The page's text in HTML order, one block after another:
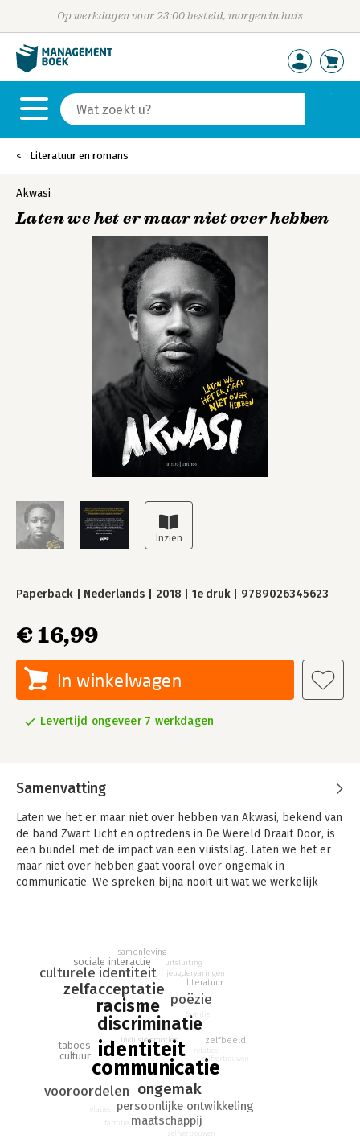
Op werkdagen voor 23:00 besteld, morgen in huis
Literatuur en romans
Akwasi
Laten we het er maar niet over hebben
Paperback Nederlands 2018 1e druk 9789026345623
€ 16,99
In winkelwagen
Levertijd ongeveer 7 werkdagen
Samenvatting
Laten we het er maar niet over hebben van Akwasi, bekend van
de band Zwart Licht en optredens in De Wereld Draait Door, is
een bundel met de impact van een vuistslag. Laten we het er
maar niet over hebben gaat vooral over ongemak in
communicatie. We spreken bijna nooit uit wat we werkelijk
Akwasi gaat het omzeilen te lijf. Of het nu gaat om je haar of je
hoofddeksel, je taal of je Nederlands, je adem of je tanden, je
kleur, je houding, je kookkunsten, je familie, je verzwegen
geschiedenis, je hartkloppingen, je stijl, je geloofsovertuiging,
je seksuele geaardheid, je fobieën of je achtergrond. Akwasi is
een meester in het vertellen van verhalen. In zijn
overweldigende debuut Laten we het er maar niet over hebben
komen al zijn talenten samen.
‘Laten we het er maar niet over hebben? Ik ga het er tóch over
identiteit
communicatie
discriminatie
racisme
ongemak
zelfacceptatie
poëzie
persoonlijke ontwikkeling
maatschappij
culturele identiteit
vooroordelen
cultuur
taboes
sociale interactie
samenleving
inclusie
uitsluiting
jeugdervaringen
literatuur
emoties zelfbeeld
familie
relaties
zelfvertrouwen
relaties
zelfvertrouwen